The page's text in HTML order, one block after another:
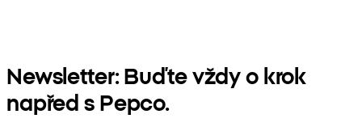
Newsletter: Buďte vždy o krok
napřed s Pepco.